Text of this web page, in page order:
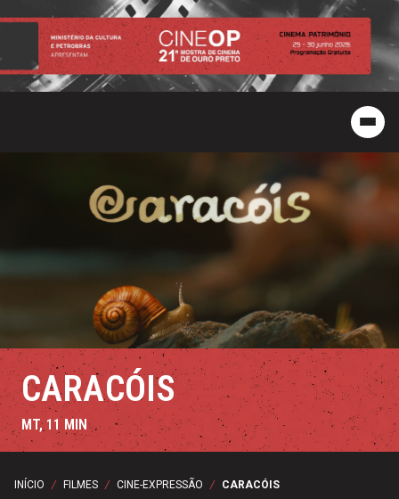
CARACÓIS
MT, 11 MIN
INÍCIO / FILMES / CINE-EXPRESSÃO / CARACÓIS